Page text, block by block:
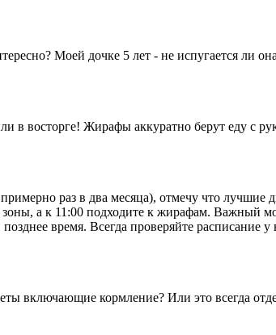
Моей дочке 5 лет - не испугается ли
в восторге! Жирафы аккуратно берут еду с
раз в два месяца), отмечу что
а к 11:00 подходите к жирафам. Важный
время. Всегда проверяйте расписание у
включающие кормление? Или это всегда